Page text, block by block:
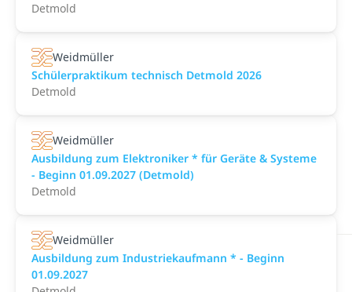
Detmold
Weidmüller
Schülerpraktikum technisch Detmold 2026
Detmold
Weidmüller
Ausbildung zum Elektroniker * für Geräte & Systeme
- Beginn 01.09.2027 (Detmold)
Detmold
Weidmüller
Ausbildung zum Industriekaufmann * - Beginn
01.09.2027